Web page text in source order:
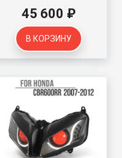
45 600 ₽
В КОРЗИНУ